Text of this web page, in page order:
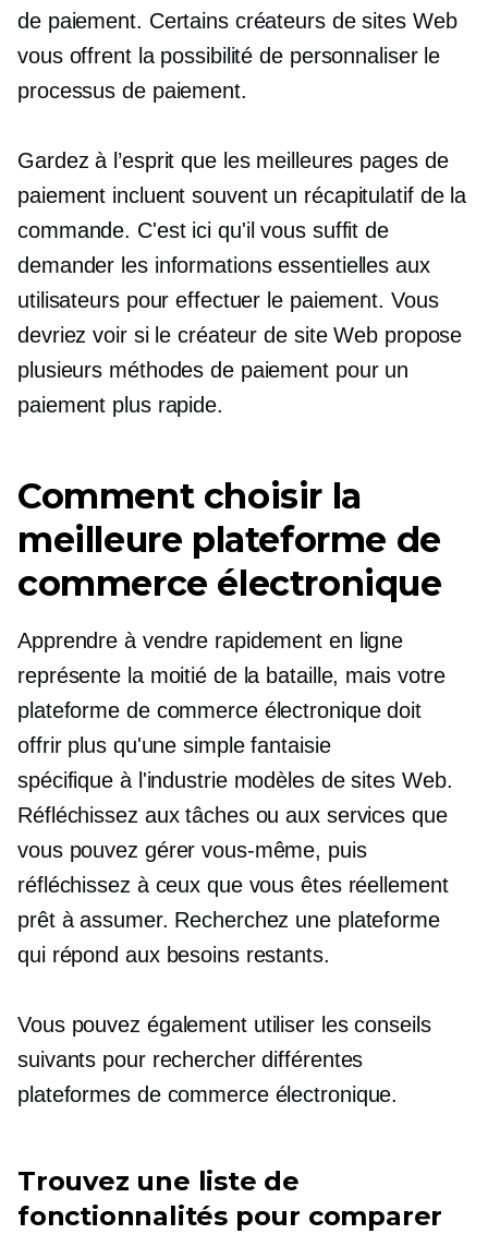
de paiement. Certains créateurs de sites Web
vous offrent la possibilité de personnaliser le
processus de paiement.
Gardez à l’esprit que les meilleures pages de
paiement incluent souvent un récapitulatif de la
commande. C'est ici qu'il vous suffit de
demander les informations essentielles aux
utilisateurs pour effectuer le paiement. Vous
devriez voir si le créateur de site Web propose
plusieurs méthodes de paiement pour un
paiement plus rapide.
Comment choisir la
meilleure plateforme de
commerce électronique
Apprendre à vendre rapidement en ligne
représente la moitié de la bataille, mais votre
plateforme de commerce électronique doit
offrir plus qu'une simple fantaisie
spécifique à l'industriemodèles de sites Web.
Réfléchissez aux tâches ou aux services que
vous pouvez gérer vous-même, puis
réfléchissez à ceux que vous êtes réellement
prêt à assumer. Recherchez une plateforme
qui répond aux besoins restants.
Vous pouvez également utiliser les conseils
suivants pour rechercher différentes
plateformes de commerce électronique.
Trouvez une liste de
fonctionnalités pour comparer